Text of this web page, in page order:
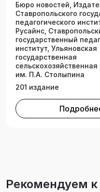
Бюро новостей,
Ставропольского
педагогического
Русайнс,
государственный
институт, Ульяновская
государственная
им. П.А. Столыпина
201 издание
Рекомендуем